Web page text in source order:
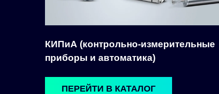
КИПиА (контрольно-измерительные
приборы и автоматика)
ПЕРЕЙТИ В КАТАЛОГ